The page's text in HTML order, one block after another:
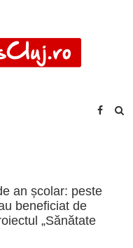
an școlar: peste
beneficiat de
„Sănătate